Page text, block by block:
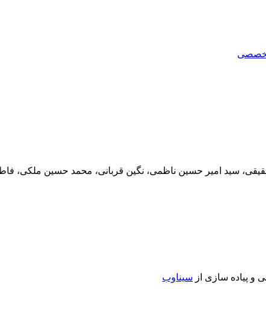
تخصصی
سید امیر حسین ناظمی، نگین قربانی، محمد حسین ملکی،
و پیاده سازی از سیناوب